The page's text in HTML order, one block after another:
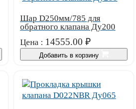
Шар D250мм/785 для
обратного клапана Ду200
Цена : 14555.00 ₽
Добавить в корзину